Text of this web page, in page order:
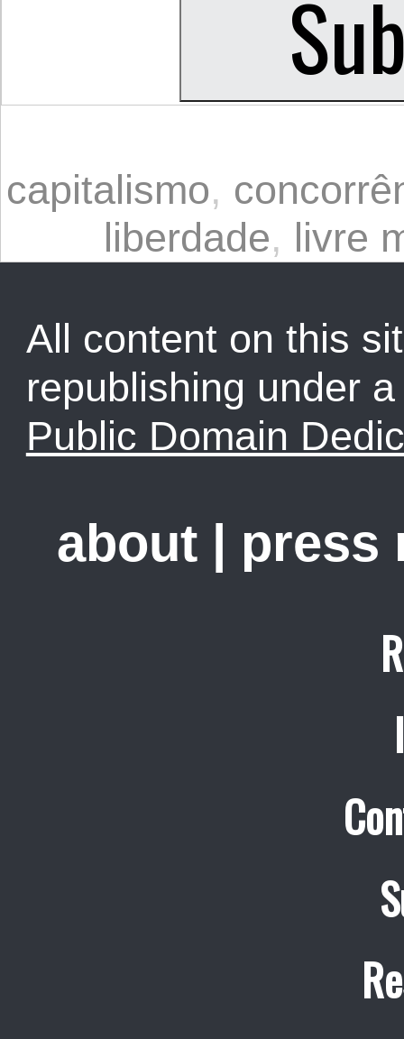
capitalismo,
liberdade, livre
All content on this
republishing under
Public Domain
about | press